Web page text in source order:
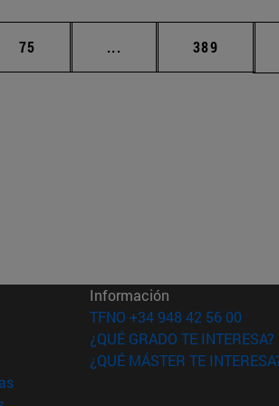
Página
75 ... Páginas intermedias
Página
389
ventana)
ventana)
en nueva ventana)
(abre en nueva ventana)
Información
TFNO +34 948 42 56 00
¿QUÉ GRADO TE INTERESA?
¿QUÉ MÁSTER TE